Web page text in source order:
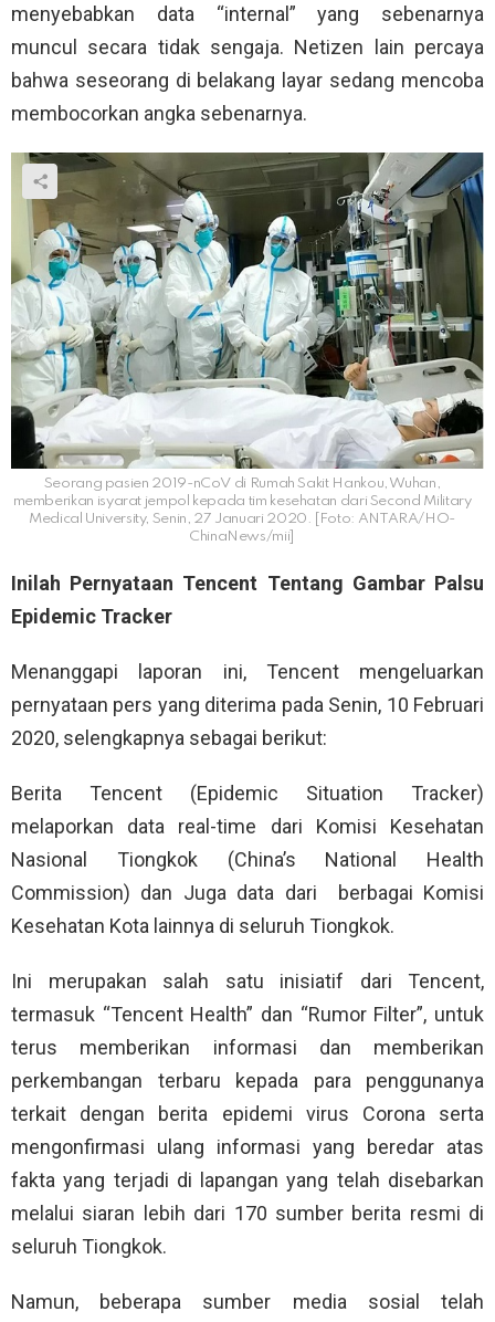
menyebabkan data “internal” yang sebenarnya
muncul secara tidak sengaja. Netizen lain percaya
bahwa seseorang di belakang layar sedang mencoba
membocorkan angka sebenarnya.
Seorang pasien 2019-nCoV di Rumah Sakit Hankou, Wuhan,
memberikan isyarat jempol kepada tim kesehatan dari Second Military
Medical University, Senin, 27 Januari 2020. [Foto: ANTARA/HO-
ChinaNews/mii]
Inilah Pernyataan Tencent Tentang Gambar Palsu
Epidemic Tracker
Menanggapi laporan ini, Tencent mengeluarkan
pernyataan pers yang diterima pada Senin, 10 Februari
2020, selengkapnya sebagai berikut:
Berita Tencent (Epidemic Situation Tracker)
melaporkan data real-time dari Komisi Kesehatan
Nasional Tiongkok (China’s National Health
Commission) dan Juga data dari berbagai Komisi
Kesehatan Kota lainnya di seluruh Tiongkok.
Ini merupakan salah satu inisiatif dari Tencent,
termasuk “Tencent Health” dan “Rumor Filter”, untuk
terus memberikan informasi dan memberikan
perkembangan terbaru kepada para penggunanya
terkait dengan berita epidemi virus Corona serta
mengonfirmasi ulang informasi yang beredar atas
fakta yang terjadi di lapangan yang telah disebarkan
melalui siaran lebih dari 170 sumber berita resmi di
seluruh Tiongkok.
Namun, beberapa sumber media sosial telah